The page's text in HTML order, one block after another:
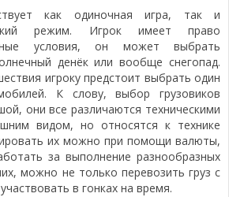
как одиночная игра, так и
режим. Игрок имеет право
условия, он может выбрать
денёк или вообще снегопад.
игроку предстоит выбрать один
К слову, выбор грузовиков
они все различаются техническими
видом, но относятся к технике
их можно при помощи валюты,
за выполнение разнообразных
можно не только перевозить груз с
в гонках на время.